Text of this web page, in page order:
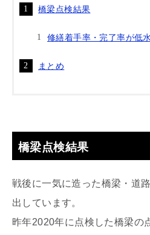
橋梁点検結果
修繕着手率・完了率が低
まとめ
橋梁点検結果
戦後に一気に造った橋梁・道
出しています。
昨年2020年に点検した橋梁の